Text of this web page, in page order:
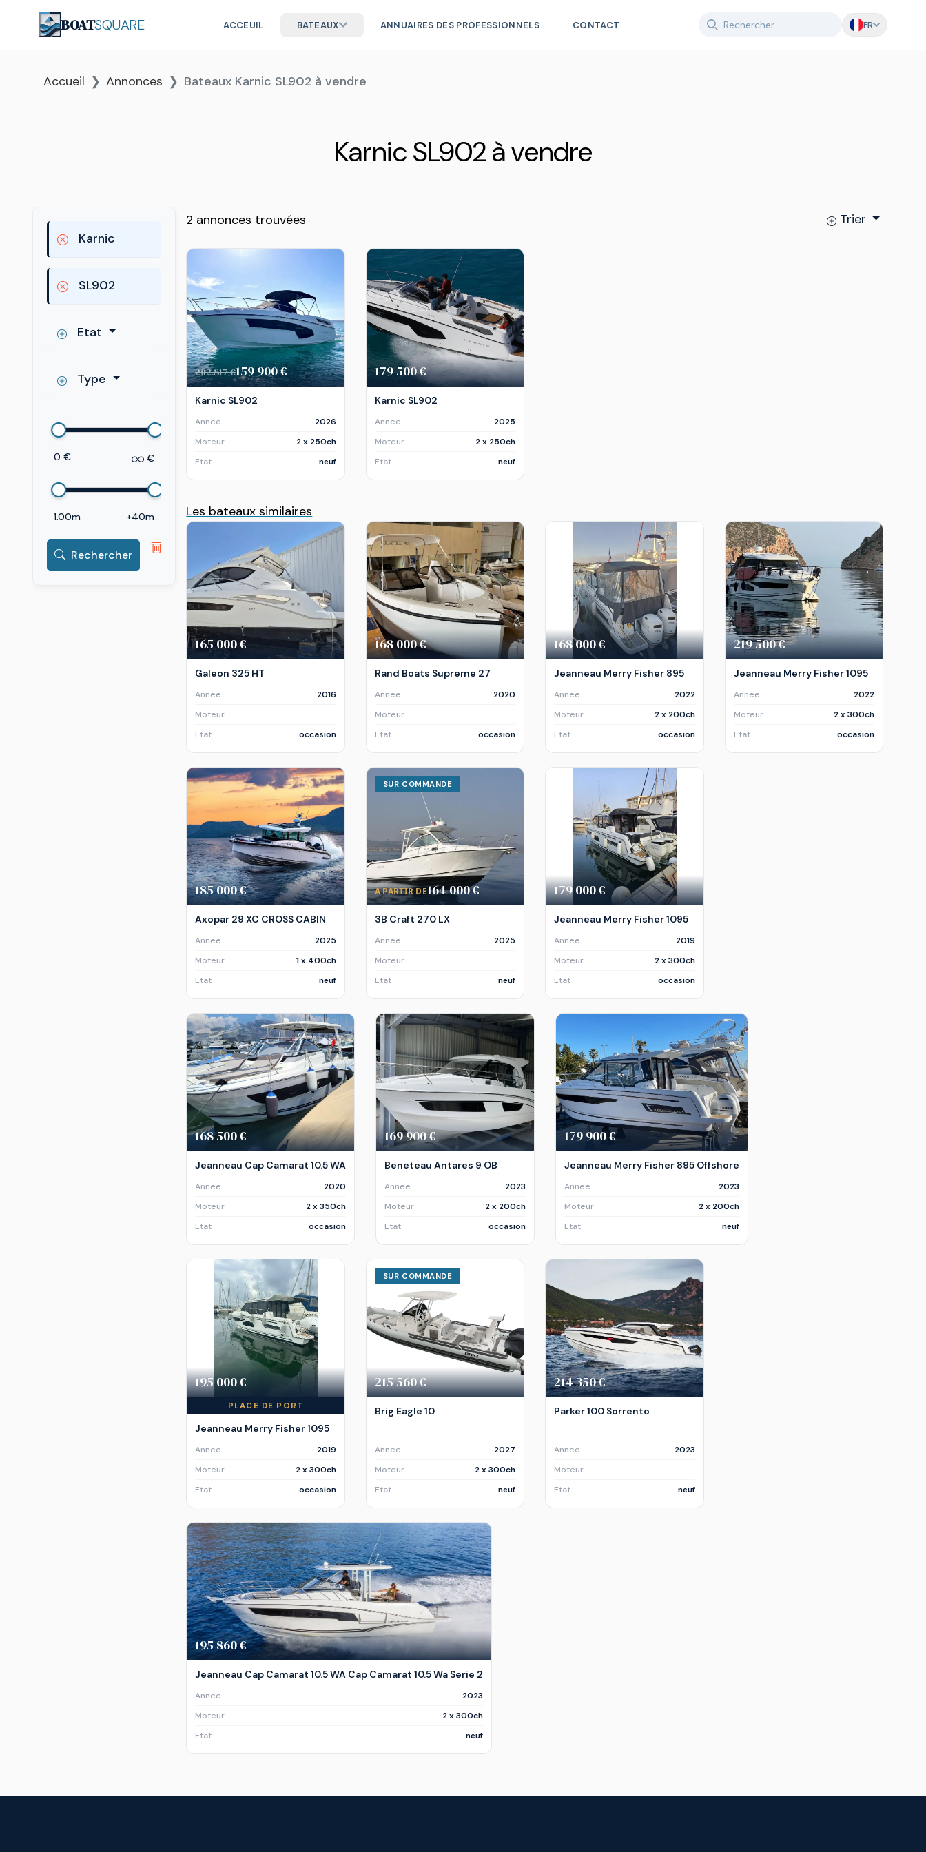
BOATSQUARE ACCEUIL BATEAUX ANNUAIRES DES PROFESSIONNELS CONTACT FR
Accueil Annonces Bateaux Karnic SL902 à vendre
Karnic SL902 à vendre
Karnic
SL902
Etat
Type
0 € €
1.00m +40m
Rechercher
2 annonces trouvées Trier
202 817 €159 900 €
Karnic SL902
Annee
2026
Moteur
2 x 250ch
Etat
neuf
179 500 €
Karnic SL902
Annee
2025
Moteur
2 x 250ch
Etat
neuf
Les bateaux similaires
165 000 €
Galeon 325 HT
Annee
2016
Moteur
Etat
occasion
168 000 €
Rand Boats Supreme 27
Annee
2020
Moteur
Etat
occasion
168 000 €
Jeanneau Merry Fisher 895
Annee
2022
Moteur
2 x 200ch
Etat
occasion
219 500 €
Jeanneau Merry Fisher 1095
Annee
2022
Moteur
2 x 300ch
Etat
occasion
185 000 €
Axopar 29 XC CROSS CABIN
Annee
2025
Moteur
1 x 400ch
Etat
neuf
SUR COMMANDE
A PARTIR DE164 000 €
3B Craft 270 LX
Annee
2025
Moteur
Etat
neuf
179 000 €
Jeanneau Merry Fisher 1095
Annee
2019
Moteur
2 x 300ch
Etat
occasion
168 500 €
Jeanneau Cap Camarat 10.5 WA
Annee
2020
Moteur
2 x 350ch
Etat
occasion
169 900 €
Beneteau Antares 9 OB
Annee
2023
Moteur
2 x 200ch
Etat
occasion
179 900 €
Jeanneau Merry Fisher 895 Offshore
Annee
2023
Moteur
2 x 200ch
Etat
neuf
195 000 €
PLACE DE PORT
Jeanneau Merry Fisher 1095
Annee
2019
Moteur
2 x 300ch
Etat
occasion
SUR COMMANDE
215 560 €
Brig Eagle 10
Annee
2027
Moteur
2 x 300ch
Etat
neuf
214 350 €
Parker 100 Sorrento
Annee
2023
Moteur
Etat
neuf
195 860 €
Jeanneau Cap Camarat 10.5 WA Cap Camarat 10.5 Wa Serie 2
Annee
2023
Moteur
2 x 300ch
Etat
neuf